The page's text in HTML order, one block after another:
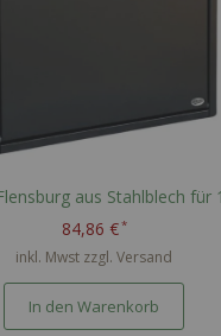
aus Stahlblech für
84,86 €
inkl. Mwst zzgl. Versand
In den Warenkorb